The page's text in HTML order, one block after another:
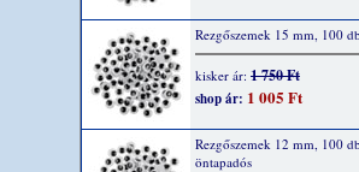
Rezgőszemek 15 mm, 100
kisker ár: 1 750 Ft
shop ár: 1 005 Ft
Rezgőszemek 12 mm, 100
öntapadós